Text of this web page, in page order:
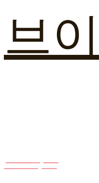
브